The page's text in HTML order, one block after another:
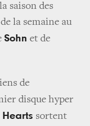
saison des
la semaine au
Sohn et de
de
disque hyper
Hearts sortent